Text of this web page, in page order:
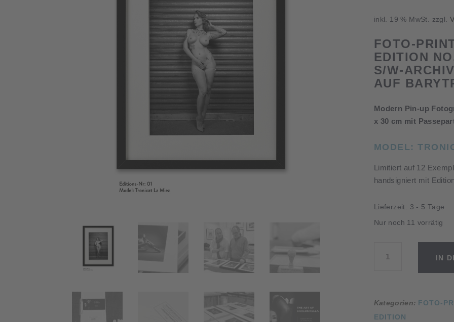
inkl. 19 % MwSt. zzgl.
FOTO-
EDITION
S/W-
AUF
Modern Pin-up
x 30 cm mit
MODEL:
Limitiert auf 12
handsigniert mit
Lieferzeit: 3 - 5 Tage
Nur noch 11 vorrätig
Print
No.
IN
Kategorien: FOTO-
EDITION